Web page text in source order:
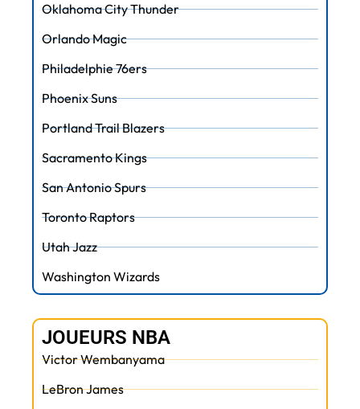
Oklahoma City Thunder
Orlando Magic
Philadelphie 76ers
Phoenix Suns
Portland Trail Blazers
Sacramento Kings
San Antonio Spurs
Toronto Raptors
Utah Jazz
Washington Wizards
JOUEURS NBA
Victor Wembanyama
LeBron James